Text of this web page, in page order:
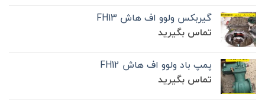
گیربکس ولوو اف هاش FH13
تماس بگیرید
پمپ باد ولوو اف هاش FH12
تماس بگیرید